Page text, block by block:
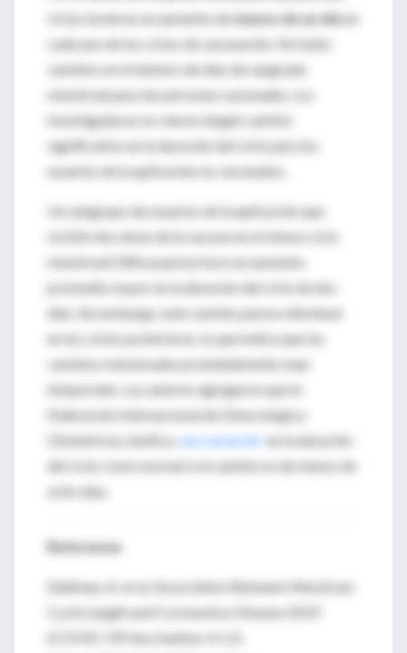
ciclos tuvieron un aumento demenos de un díaen
cada uno de los ciclos de vacunación.
No hubo
cambios en el número de días de sangrado
menstrual para las personas vacunadas. Los
investigadores no vieron ningún cambio
significativo en la duración del ciclo para los
usuarios de la aplicación no vacunados.
Un subgrupo de usuarios de la aplicación que
recibió dos dosis de la vacuna en el mismo ciclo
menstrual (358 usuarios) tuvo un aumento
promedio mayor en la duración del ciclo de dos
días.
Sin embargo, este cambio parece disminuir
en los ciclos posteriores, lo que indica que los
cambios menstruales probablemente sean
temporales.
Los autores agregaron que la
Federación Internacional de Ginecología y
Obstetricia clasifica
una variación
en la duración
del ciclo como normal si el cambio es de menos de
ocho días.
Referencia
Edelman, A. et al. Association Between Menstrual
Cycle Length and Coronavirus Disease 2019
(COVID-19) Vaccination: A U.S.